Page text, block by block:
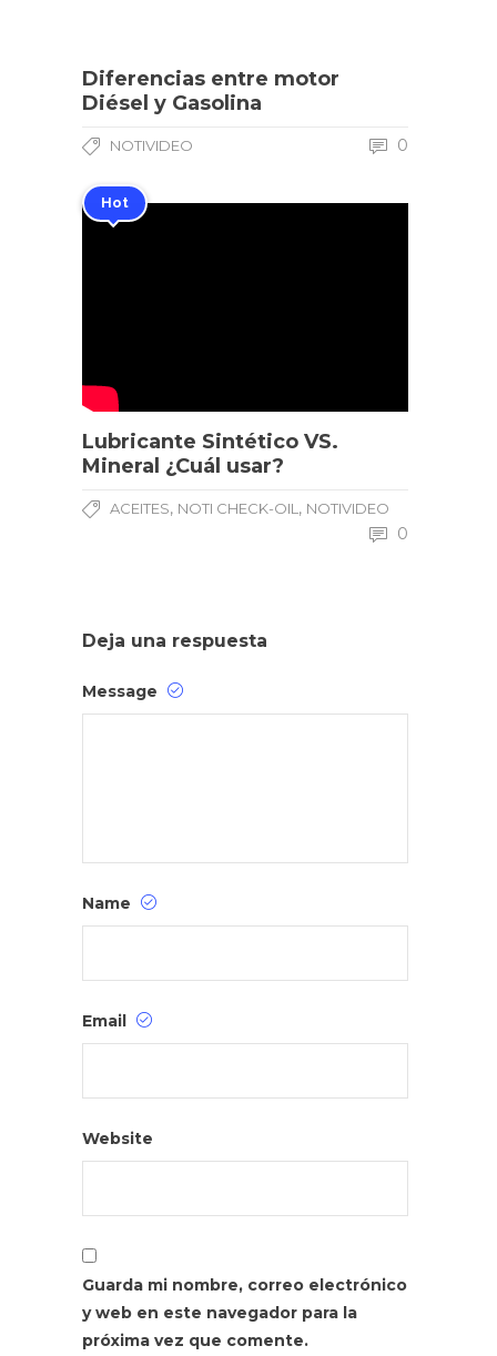
Diferencias entre motor
Diésel y Gasolina
NOTIVIDEO 0
Hot
Lubricante Sintético VS.
Mineral ¿Cuál usar?
ACEITES, NOTI CHECK-OIL, NOTIVIDEO
0
Deja una respuesta
Message
Name
Email
Website
Guarda mi nombre, correo electrónico
y web en este navegador para la
próxima vez que comente.